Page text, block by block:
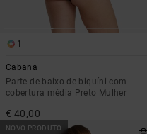
1
Cabana
Parte de baixo de biquíni com
cobertura média Preto Mulher
€ 40,00
NOVO PRODUTO